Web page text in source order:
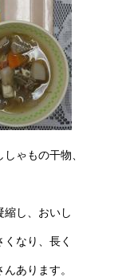
ゃもの干物、
縮し、おいし
なり、長く
あります。